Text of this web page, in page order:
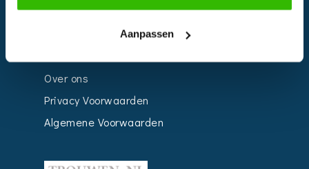
Aanpassen
Over ons
Privacy Voorwaarden
Algemene Voorwaarden